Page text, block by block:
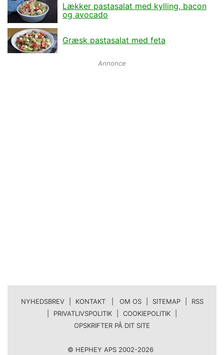
Lækker pastasalat med kylling, bacon
og avocado
Græsk pastasalat med feta
Annonce
NYHEDSBREV KONTAKT | OM OS SITEMAP
RSS
PRIVATLIVSPOLITIK COOKIEPOLITIK
OPSKRIFTER PÅ DIT SITE
© HEPHEY APS 2002-2026